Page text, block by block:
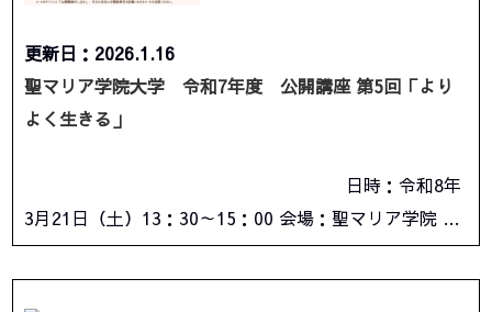
更新日：2026.1.16
聖マリア学院大学 令和7年度 公開講座 第5回「より
よく生きる」
日時：令和8年
3月21日（土）13：30～15：00 会場：聖マリア学院 …